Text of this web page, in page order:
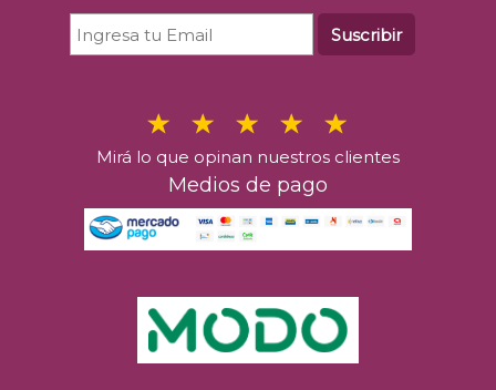
Suscribir
Mirá lo que opinan nuestros clientes
Medios de pago